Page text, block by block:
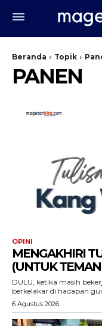
Beranda Topik
PANEN
OPINI
MENGAKHIRI
(UNTUK
DULU, ketika masih
berkelakar di hadapan
6 Agustus 2026